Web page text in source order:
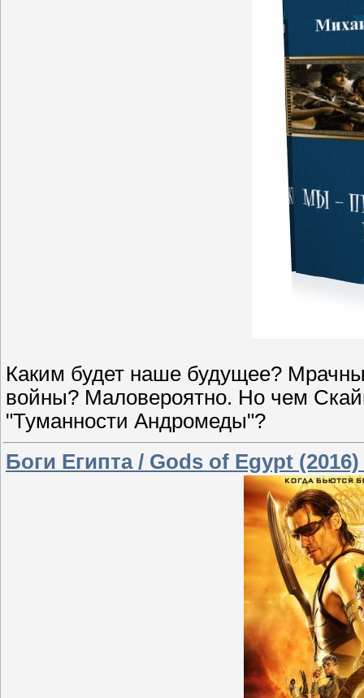
Каким будет наше будущее?
войны? Маловероятно. Но чем
"Туманности Андромеды"?
Боги Египта / Gods of Egypt